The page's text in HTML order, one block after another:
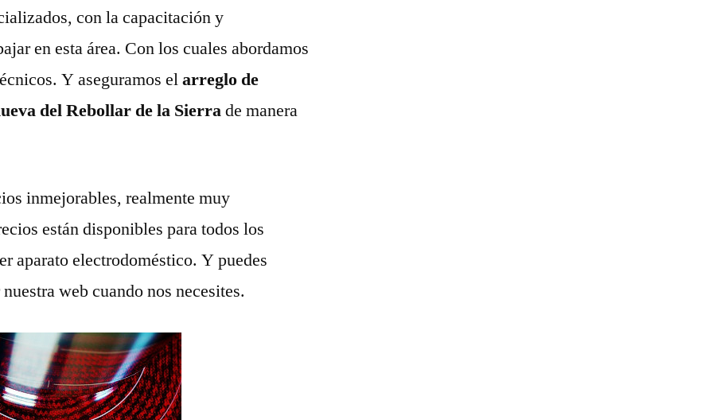
con la capacitación y
en esta área. Con los cuales abordamos
Y aseguramos elarreglo de
del Rebollar de la Sierrade manera
inmejorables, realmente muy
están disponibles para todos los
aparato electrodoméstico. Y puedes
web cuando nos necesites.